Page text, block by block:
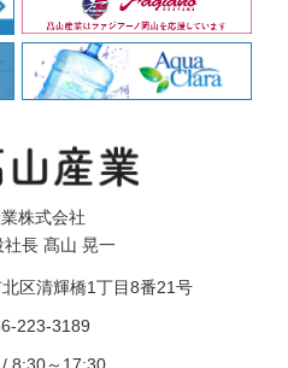
株式会社
社長 髙山 晃一
区清輝橋1丁目8番21号
223-3189